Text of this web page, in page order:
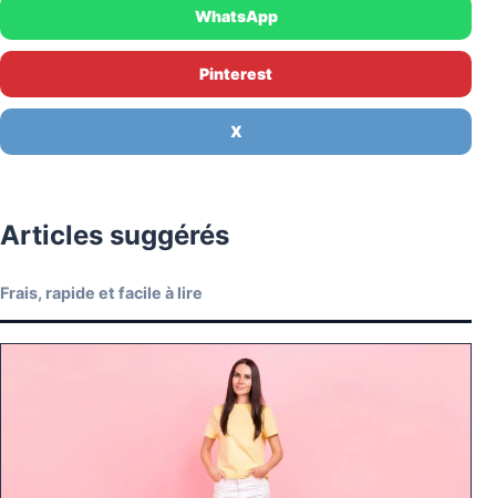
WhatsApp
Pinterest
X
Articles suggérés
Frais, rapide et facile à lire